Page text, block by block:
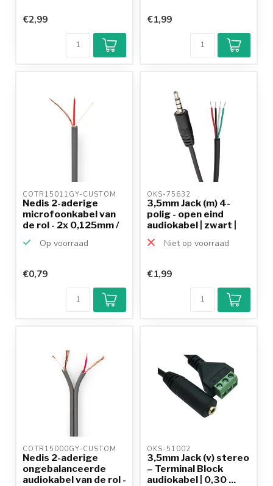
€2,99 €1,99
COTR15011GY-CUSTOM
Nedis 2-aderige
microfoonkabel van
de rol - 2x 0,125mm /
Op voorraad
€0,79
OKS-75632
3,5mm Jack (m) 4-
polig - open eind
audiokabel | zwart |
0...
Niet op voorraad
€1,99
COTR15000GY-CUSTOM
Nedis 2-aderige
ongebalanceerde
audiokabel van de rol -
OKS-51002
3,5mm Jack (v) stereo
– Terminal Block
audiokabel | 0,30 ...